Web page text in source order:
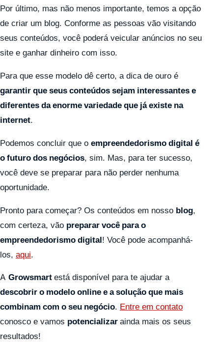
Por último, mas não menos importante, temos a opção
de criar um blog. Conforme as pessoas vão visitando
seus conteúdos, você poderá veicular anúncios no seu
site e ganhar dinheiro com isso.
Para que esse modelo dê certo, a dica de ouro é
garantir que seus conteúdos sejam interessantes e
diferentes da enorme variedade que já existe na
internet.
Podemos concluir que o empreendedorismo digital é
o futuro dos negócios, sim. Mas, para ter sucesso,
você deve se preparar para não perder nenhuma
oportunidade.
Pronto para começar? Os conteúdos em nosso blog,
com certeza, vão preparar você para o
empreendedorismo digital! Você pode acompanhá-
los, aqui.
A Growsmart está disponível para te ajudar a
descobrir o modelo online e a solução que mais
combinam com o seu negócio. Entre em contato
conosco e vamos potencializar ainda mais os seus
resultados!